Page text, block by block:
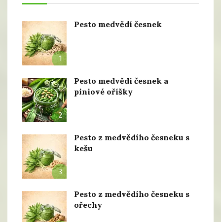
1
Pesto medvědí česnek
2
Pesto medvědí česnek a
piniové oříšky
3
Pesto z medvědího česneku s
kešu
Pesto z medvědího česneku s
ořechy